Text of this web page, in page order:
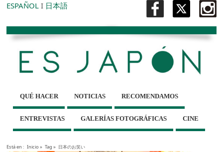
ESPAÑOL I 日本語
QUÉ HACER NOTICIAS RECOMENDAMOS
ENTREVISTAS GALERÍAS FOTOGRÁFICAS CINE
Está en : Inicio» Tag » 日本のお笑い